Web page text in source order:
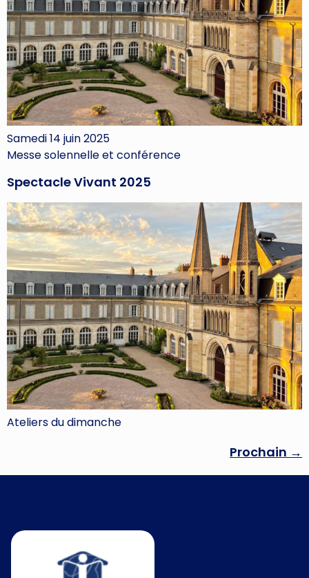
Samedi 14 juin 2025
Messe solennelle et conférence
Spectacle Vivant 2025
Ateliers du dimanche
Prochain →